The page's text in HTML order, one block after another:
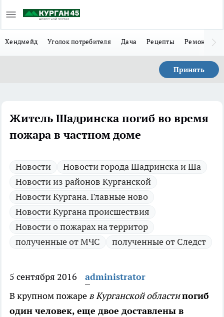
Хендмейд Уголок потребителя Дача Рецепты Ремонт
Принять
Житель Шадринска погиб во время
пожара в частном доме
Новости
Новости города Шадринска и Ша
Новости из районов Курганской
Новости Кургана. Главные ново
Новости Кургана происшествия
Новости о пожарах на территор
полученные от МЧС
полученные от Следст
5 сентября 2016
administrator
В крупном пожарев Курганской областипогиб
один человек, еще двое доставлены в